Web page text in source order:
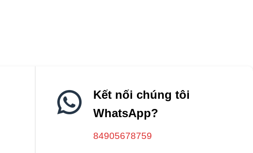
Kết nối chúng tôi
WhatsApp?
84905678759